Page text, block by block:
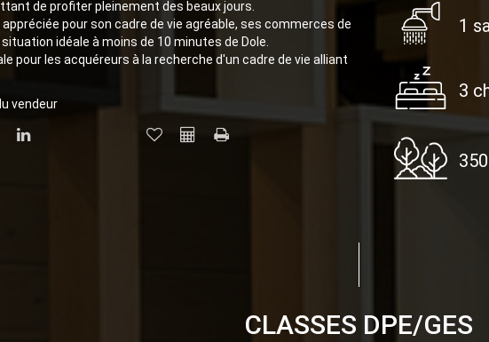
de profiter pleinement des beaux jours.
pour son cadre de vie agréable, ses commerces de
idéale à moins de 10 minutes de Dole.
pour les acquéreurs à la recherche d'un cadre de vie alliant
vendeur
1
3
CLASSES DPE/GES